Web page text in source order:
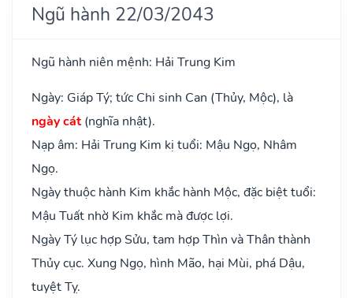
Ngũ hành 22/03/2043
Ngũ hành niên mệnh: Hải Trung Kim
Ngày: Giáp Tý; tức Chi sinh Can (Thủy, Mộc), là
ngày cát(nghĩa nhật).
Nạp âm: Hải Trung Kim kị tuổi: Mậu Ngọ, Nhâm
Ngọ.
Ngày thuộc hành Kim khắc hành Mộc, đặc biệt tuổi:
Mậu Tuất nhờ Kim khắc mà được lợi.
Ngày Tý lục hợp Sửu, tam hợp Thìn và Thân thành
Thủy cục. Xung Ngọ, hình Mão, hại Mùi, phá Dậu,
tuyệt Tỵ.